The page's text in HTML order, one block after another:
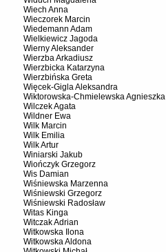
Wiech Anna
Wieczorek Marcin
Wiedemann Adam
Wielkiewicz Jagoda
Wierny Aleksander
Wierzba Arkadiusz
Wierzbicka Katarzyna
Wierzbińska Greta
Więcek-Gigla Aleksandra
Wiktorowska-Chmielewska Agnieszka
Wilczek Agata
Wildner Ewa
Wilk Marcin
Wilk Emilia
Wilk Artur
Winiarski Jakub
Wiończyk Grzegorz
Wis Damian
Wiśniewska Marzenna
Wiśniewski Grzegorz
Wiśniewski Radosław
Witas Kinga
Witczak Adrian
Witkowska Ilona
Witkowska Aldona